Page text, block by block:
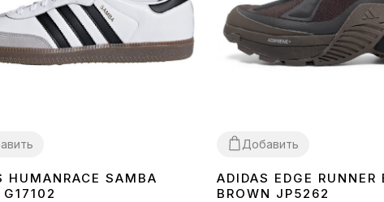
39 404142434445
HUMANRACE SAMBA
Добавить
404142 43 45
ADIDAS EDGE RUNNER
BROWN JP5262